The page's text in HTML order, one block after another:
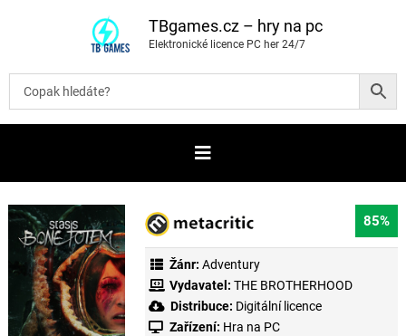
t
b
TBgames.cz – hry na pc
Elektronické licence PC her 24/7
85%
Žánr: Adventury
Vydavatel: THE BROTHERHOOD
Distribuce: Digitální licence
Zařízení: Hra na PC